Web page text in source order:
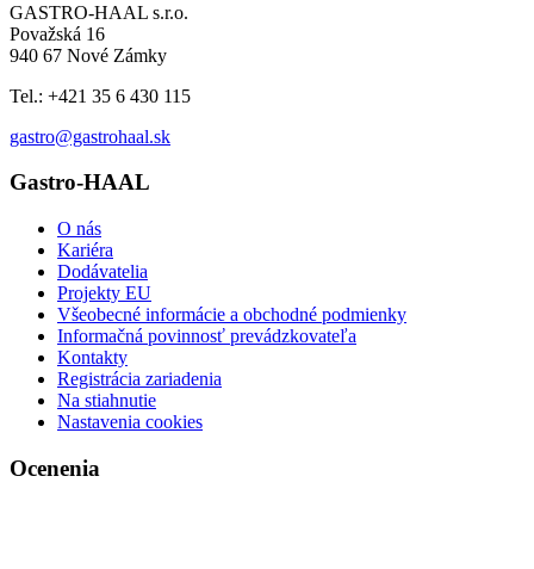
GASTRO-HAAL s.r.o.
Považská 16
940 67 Nové Zámky
Tel.: +421 35 6 430 115
gastro@gastrohaal.sk
Gastro-HAAL
O nás
Kariéra
Dodávatelia
Projekty EU
Všeobecné informácie a obchodné podmienky
Informačná povinnosť prevádzkovateľa
Kontakty
Registrácia zariadenia
Na stiahnutie
Nastavenia cookies
Ocenenia